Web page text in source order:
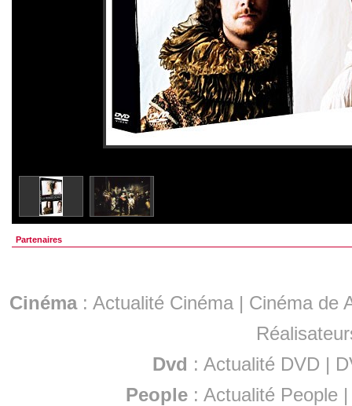
Partenaires
Cinéma: Actualité Cinéma | Cinéma de
Dvd : Actualité DVD |
People :Actualité People